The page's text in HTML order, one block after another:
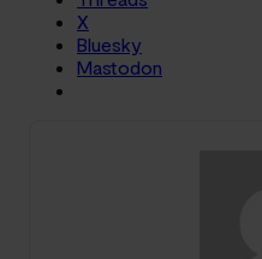
X
Bluesky
Mastodon